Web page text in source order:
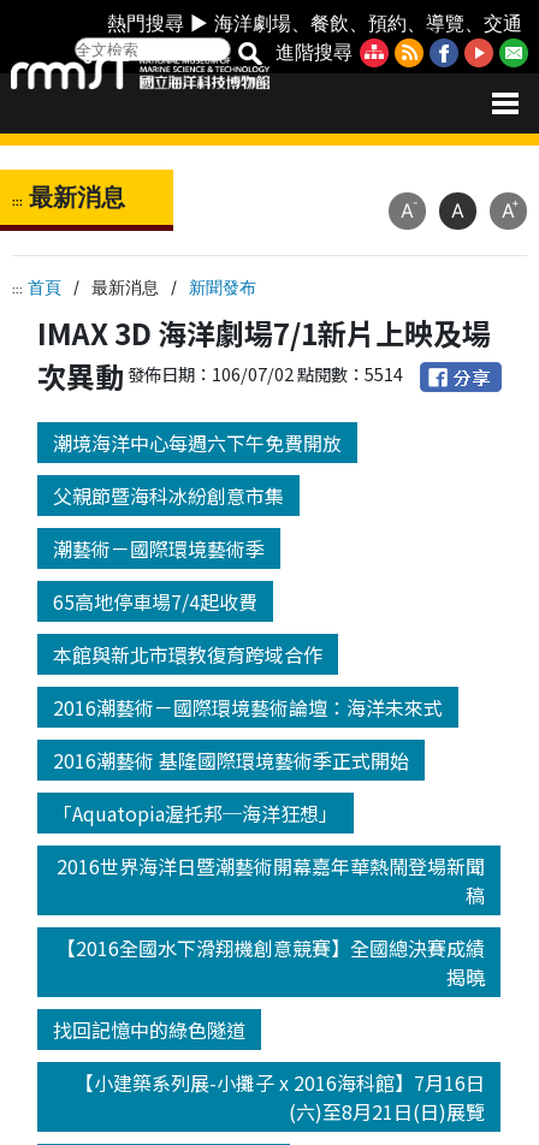
熱門搜尋 ►海洋劇場 、餐飲 、預約 、導覽 、交通
進階搜尋
::: 最新消息
::: 首頁 / 最新消息 / 新聞發布
A- A A+
IMAX 3D 海洋劇場7/1新片上映及場
次異動 發佈日期：106/07/02 點閱數：5514
潮境海洋中心每週六下午免費開放
父親節暨海科冰紛創意市集
潮藝術－國際環境藝術季
65高地停車場7/4起收費
本館與新北市環教復育跨域合作
2016潮藝術－國際環境藝術論壇：海洋未來式
2016潮藝術 基隆國際環境藝術季正式開始
「Aquatopia渥托邦─海洋狂想」
2016世界海洋日暨潮藝術開幕嘉年華熱鬧登場新聞
稿
【2016全國水下滑翔機創意競賽】全國總決賽成績
揭曉
找回記憶中的綠色隧道
【小建築系列展-小攤子 x 2016海科館】7月16日
(六)至8月21日(日)展覽